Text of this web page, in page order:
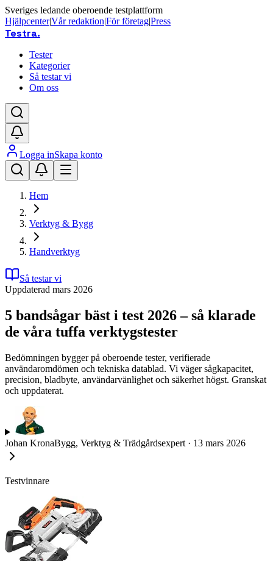
Sveriges ledande oberoende testplattform
Hjälpcenter|Vår redaktion|För företag|Press
Testra.
Tester
Kategorier
Så testar vi
Om oss
Logga inSkapa konto
Hem
Verktyg & Bygg
Handverktyg
Så testar vi
Uppdaterad mars 2026
5 bandsågar bäst i test 2026 – så klarade
de våra tuffa verktygstester
Bedömningen bygger på oberoende tester, verifierade
användaromdömen och tekniska datablad. Vi väger sågkapacitet,
precision, bladbyte, användarvänlighet och säkerhet högst. Granskat
och uppdaterat.
Johan KronaBygg, Verktyg & Trädgårdsexpert · 13 mars 2026
Testvinnare